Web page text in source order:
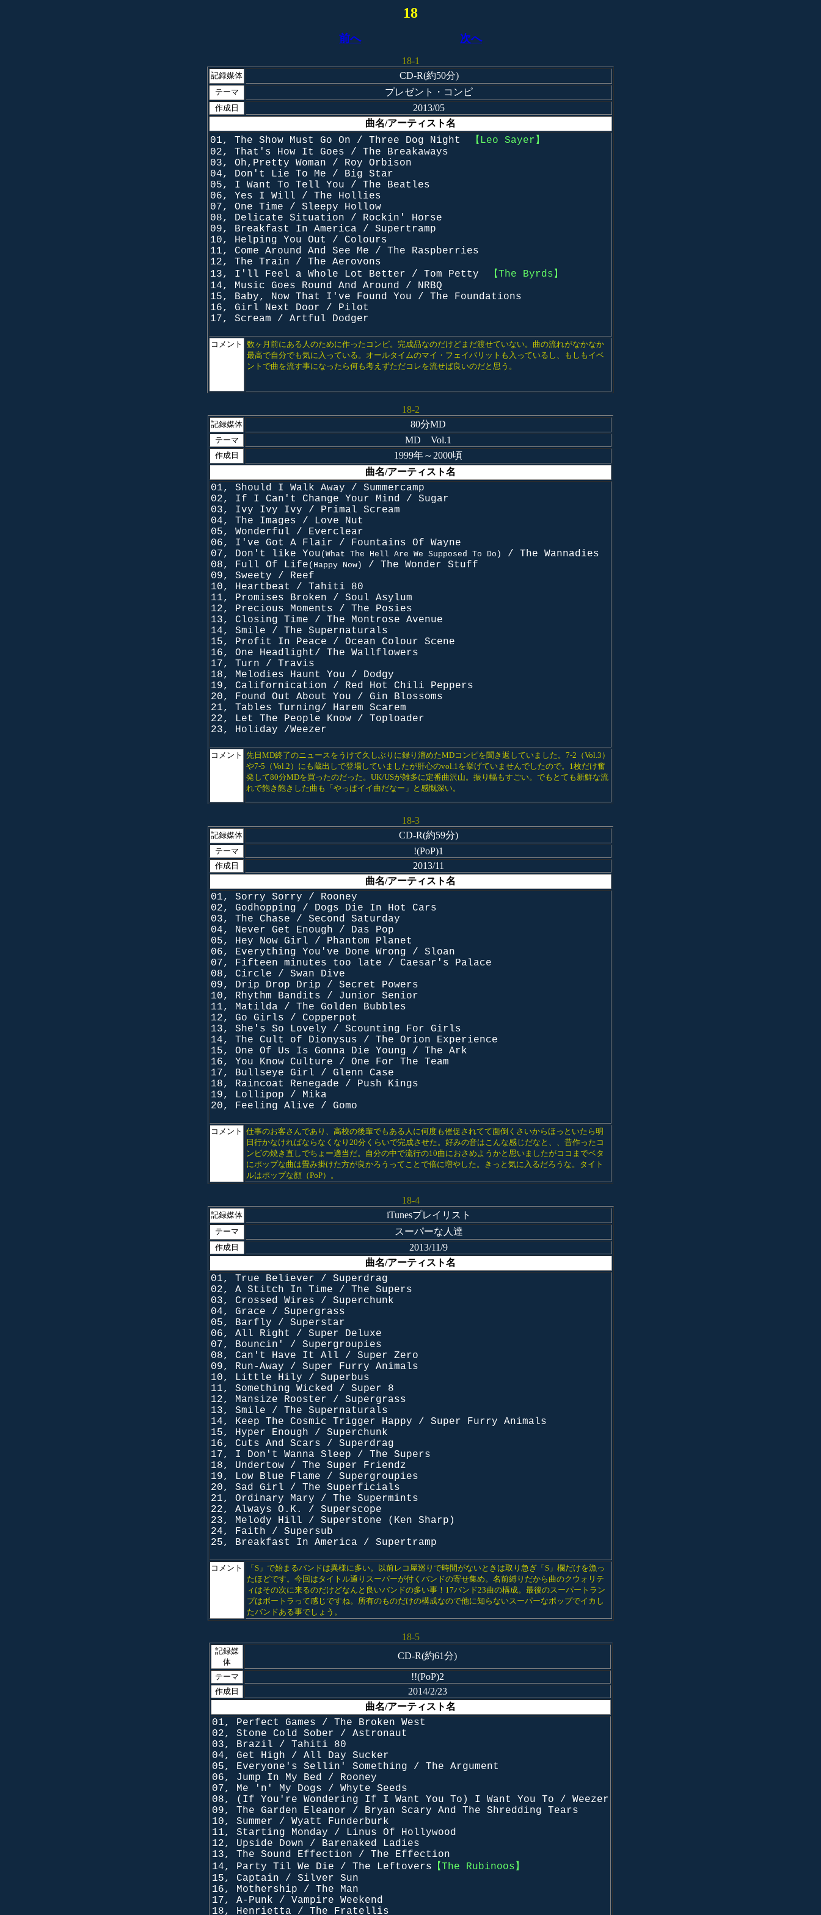
18
前へ 次へ
18-1
記録媒体 CD-R(約50分)
テーマ プレゼント・コンピ
作成日
2013/05
曲名/アーティスト名
01, The Show Must Go On / Three Dog Night
【Leo Sayer】
02, That's How It Goes / The Breakaways
03, Oh,Pretty Woman / Roy Orbison
04, Don't Lie To Me / Big Star
05, I Want To Tell You / The Beatles
06, Yes I Will / The Hollies
07, One Time / Sleepy Hollow
08, Delicate Situation / Rockin' Horse
09, Breakfast In America / Supertramp
10, Helping You Out / Colours
11, Come Around And See Me / The Raspberries
12, The Train / The Aerovons
13, I'll Feel a Whole Lot Better / Tom Petty
【The Byrds】
14, Music Goes Round And Around / NRBQ
15, Baby, Now That I've Found You / The Foundations
16, Girl Next Door / Pilot
17, Scream / Artful Dodger
コメント
数ヶ月前にある人のために作ったコンピ。完成品なのだけどまだ渡せていない。曲の流れがなかなか
最高で自分でも気に入っている。オールタイムのマイ・フェイバリットも入っているし、もしもイベ
ントで曲を流す事になったら何も考えずただコレを流せば良いのだと思う。
18-2
記録媒体 80分MD
テーマ MD Vol.1
作成日
1999年～2000頃
曲名/アーティスト名
01, Should I Walk Away / Summercamp
02, If I Can't Change Your Mind / Sugar
03, Ivy Ivy Ivy / Primal Scream
04, The Images / Love Nut
05, Wonderful / Everclear
06, I've Got A Flair / Fountains Of Wayne
07, Don't like You (What The Hell Are We Supposed To Do)
/ The Wannadies
08, Full Of Life (Happy Now)
/ The Wonder Stuff
09, Sweety / Reef
10, Heartbeat / Tahiti 80
11, Promises Broken / Soul Asylum
12, Precious Moments / The Posies
13, Closing Time / The Montrose Avenue
14, Smile / The Supernaturals
15, Profit In Peace / Ocean Colour Scene
16, One Headlight/ The Wallflowers
17, Turn / Travis
18, Melodies Haunt You / Dodgy
19, Californication / Red Hot Chili Peppers
20, Found Out About You / Gin Blossoms
21, Tables Turning/ Harem Scarem
22, Let The People Know / Toploader
23, Holiday /Weezer
コメント 先日MD終了のニュースをうけて久しぶりに録り溜めたMDコンピを聞き返していました。7-2（Vol.3）
や7-5（Vol.2）にも蔵出しで登場していましたが肝心のvol.1を挙げていませんでしたので。1枚だけ奮
発して80分MDを買ったのだった。UK/USが雑多に定番曲沢山。振り幅もすごい。でもとても新鮮な流
れで飽き飽きした曲も「やっぱイイ曲だなー」と感慨深い。
18-3
記録媒体 CD-R(約59分)
テーマ !(PoP)1
作成日
2013/11
曲名/アーティスト名
01, Sorry Sorry / Rooney
02, Godhopping / Dogs Die In Hot Cars
03, The Chase / Second Saturday
04, Never Get Enough / Das Pop
05, Hey Now Girl / Phantom Planet
06, Everything You've Done Wrong / Sloan
07, Fifteen minutes too late / Caesar's Palace
08, Circle / Swan Dive
09, Drip Drop Drip / Secret Powers
10, Rhythm Bandits / Junior Senior
11, Matilda / The Golden Bubbles
12, Go Girls / Copperpot
13, She's So Lovely / Scounting For Girls
14, The Cult of Dionysus / The Orion Experience
15, One Of Us Is Gonna Die Young / The Ark
16, You Know Culture / One For The Team
17, Bullseye Girl / Glenn Case
18, Raincoat Renegade / Push Kings
19, Lollipop / Mika
20, Feeling Alive / Gomo
コメント 仕事のお客さんであり、高校の後輩でもある人に何度も催促されてて面倒くさいからほっといたら明
日行かなければならなくなり20分くらいで完成させた。好みの音はこんな感じだなと、、昔作ったコ
ンピの焼き直しでちょー適当だ。自分の中で流行の10曲におさめようかと思いましたがココまでベタ
にポップな曲は畳み掛けた方が良かろうってことで倍に増やした。きっと気に入るだろうな。タイト
ルはポップな顔（PoP）。
18-4
記録媒体 iTunesプレイリスト
テーマ スーパーな人達
作成日
2013/11/9
曲名/アーティスト名
01, True Believer / Superdrag
02, A Stitch In Time / The Supers
03, Crossed Wires / Superchunk
04, Grace / Supergrass
05, Barfly / Superstar
06, All Right / Super Deluxe
07, Bouncin' / Supergroupies
08, Can't Have It All / Super Zero
09, Run-Away / Super Furry Animals
10, Little Hily / Superbus
11, Something Wicked / Super 8
12, Mansize Rooster / Supergrass
13, Smile / The Supernaturals
14, Keep The Cosmic Trigger Happy / Super Furry Animals
15, Hyper Enough / Superchunk
16, Cuts And Scars / Superdrag
17, I Don't Wanna Sleep / The Supers
18, Undertow / The Super Friendz
19, Low Blue Flame / Supergroupies
20, Sad Girl / The Superficials
21, Ordinary Mary / The Supermints
22, Always O.K. / Superscope
23, Melody Hill / Superstone (Ken Sharp)
24, Faith / Supersub
25, Breakfast In America / Supertramp
コメント
「S」で始まるバンドは異様に多い。以前レコ屋巡りで時間がないときは取り急ぎ「S」欄だけを漁っ
たほどです。今回はタイトル通りスーパーが付くバンドの寄せ集め。名前縛りだから曲のクウォリテ
ィはその次に来るのだけどなんと良いバンドの多い事！17バンド23曲の構成。最後のスーパートラン
プはボートラって感じですね。所有のものだけの構成なので他に知らないスーパーなポップでイカし
たバンドある事でしょう。
18-5
記録媒
体
CD-R(約61分)
テーマ !!(PoP)2
作成日
2014/2/23
曲名/アーティスト名
01, Perfect Games / The Broken West
02, Stone Cold Sober / Astronaut
03, Brazil / Tahiti 80
04, Get High / All Day Sucker
05, Everyone's Sellin' Something / The Argument
06, Jump In My Bed / Rooney
07, Me 'n' My Dogs / Whyte Seeds
08, (If You're Wondering If I Want You To) I Want You To / Weezer
09, The Garden Eleanor / Bryan Scary And The Shredding Tears
10, Summer / Wyatt Funderburk
11, Starting Monday / Linus Of Hollywood
12, Upside Down / Barenaked Ladies
13, The Sound Effection / The Effection
14, Party Til We Die / The Leftovers 【The Rubinoos】
15, Captain / Silver Sun
16, Mothership / The Man
17, A-Punk / Vampire Weekend
18, Henrietta / The Fratellis